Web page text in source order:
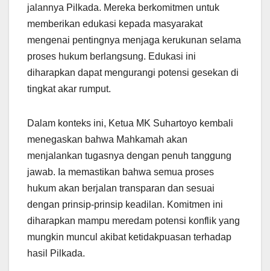
jalannya Pilkada. Mereka berkomitmen untuk
memberikan edukasi kepada masyarakat
mengenai pentingnya menjaga kerukunan selama
proses hukum berlangsung. Edukasi ini
diharapkan dapat mengurangi potensi gesekan di
tingkat akar rumput.
Dalam konteks ini, Ketua MK Suhartoyo kembali
menegaskan bahwa Mahkamah akan
menjalankan tugasnya dengan penuh tanggung
jawab. Ia memastikan bahwa semua proses
hukum akan berjalan transparan dan sesuai
dengan prinsip-prinsip keadilan. Komitmen ini
diharapkan mampu meredam potensi konflik yang
mungkin muncul akibat ketidakpuasan terhadap
hasil Pilkada.